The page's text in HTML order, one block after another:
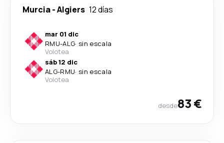
Murcia-Algiers 12 días
mar 01 dic
RMU-ALG· sin escala
Volotea
sáb 12 dic
ALG-RMU· sin escala
Volotea
desde83 €